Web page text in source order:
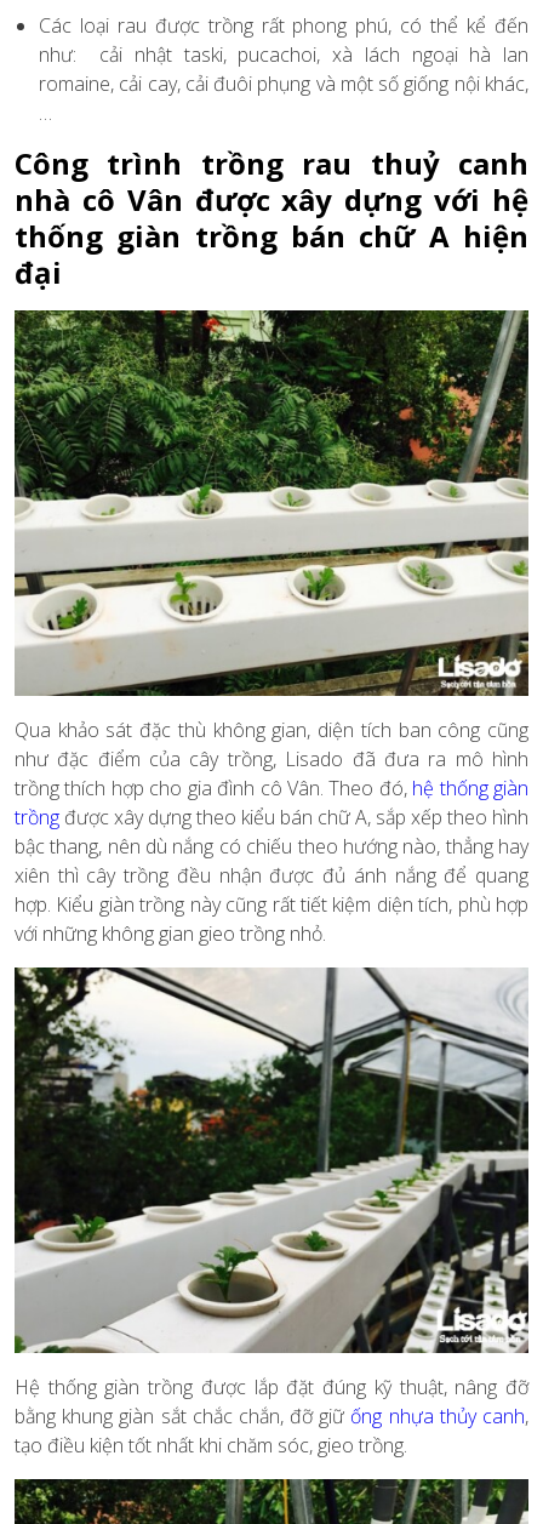
Các loại rau được trồng rất phong phú, có thể kể đến
như: cải nhật taski, pucachoi, xà lách ngoại hà lan
romaine, cải cay, cải đuôi phụng và một số giống nội khác,
…
Công trình trồng rau thuỷ canh
nhà cô Vân được xây dựng với hệ
thống giàn trồng bán chữ A hiện
đại
Qua khảo sát đặc thù không gian, diện tích ban công cũng
như đặc điểm của cây trồng, Lisado đã đưa ra mô hình
trồng thích hợp cho gia đình cô Vân. Theo đó, hệ thống giàn
trồng được xây dựng theo kiểu bán chữ A, sắp xếp theo hình
bậc thang, nên dù nắng có chiếu theo hướng nào, thẳng hay
xiên thì cây trồng đều nhận được đủ ánh nắng để quang
hợp. Kiểu giàn trồng này cũng rất tiết kiệm diện tích, phù hợp
với những không gian gieo trồng nhỏ.
Hệ thống giàn trồng được lắp đặt đúng kỹ thuật, nâng đỡ
bằng khung giàn sắt chắc chắn, đỡ giữ ống nhựa thủy canh,
tạo điều kiện tốt nhất khi chăm sóc, gieo trồng.